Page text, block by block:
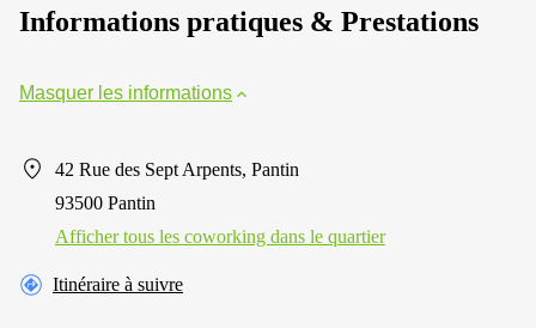
Informations pratiques & Prestations
Masquer les informations
42 Rue des Sept Arpents, Pantin
93500 Pantin
Afficher tous les сoworking dans le quartier
Itinéraire à suivre